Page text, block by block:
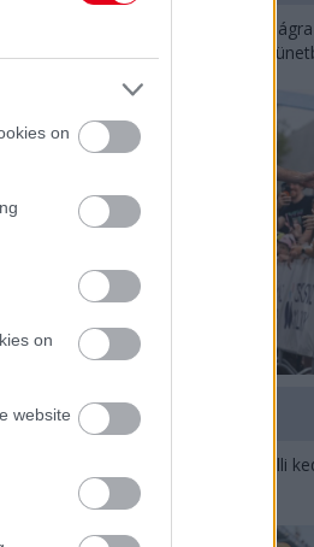
on
on
website
Kerékpáros
Bottas az F1-es nyári
2 napja
Montoya szerint Antonelli
Russellen